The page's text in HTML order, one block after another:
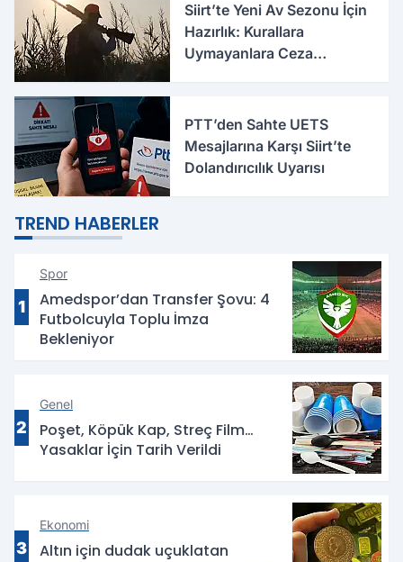
Siirt’te Yeni Av Sezonu İçin
Hazırlık: Kurallara
Uymayanlara Ceza
PTT’den Sahte UETS
Mesajlarına Karşı Siirt’te
Dolandırıcılık Uyarısı
TREND HABERLER
1
Spor
Amedspor’dan Transfer Şovu: 4
Futbolcuyla Toplu İmza
Bekleniyor
2
Genel
Poşet, Köpük Kap, Streç Film…
Yasaklar İçin Tarih Verildi
3
Ekonomi
Altın için dudak uçuklatan